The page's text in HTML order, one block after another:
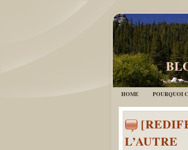
HOME POURQUOI
L’AUTRE